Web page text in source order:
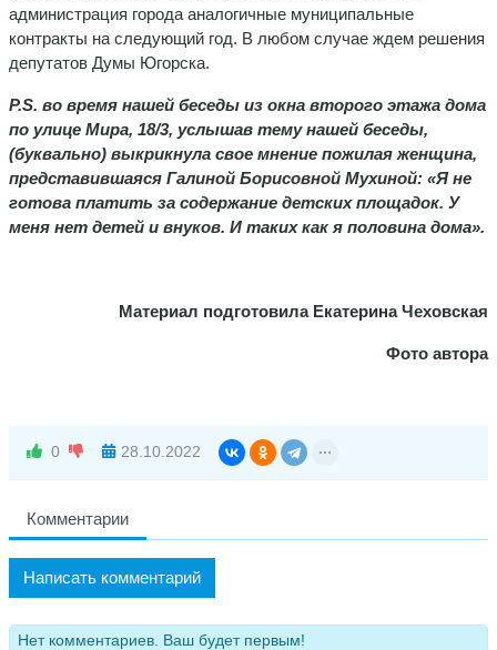
администрация города аналогичные муниципальные
контракты на следующий год. В любом случае ждем решения
депутатов Думы Югорска.
P.S. во время нашей беседы из окна второго этажа дома
по улице Мира, 18/3, услышав тему нашей беседы,
(буквально) выкрикнула свое мнение пожилая женщина,
представившаяся Галиной Борисовной Мухиной: «Я не
готова платить за содержание детских площадок. У
меня нет детей и внуков. И таких как я половина дома».
Материал подготовила Екатерина Чеховская
Фото автора
0 28.10.2022
Комментарии
Написать комментарий
Нет комментариев. Ваш будет первым!